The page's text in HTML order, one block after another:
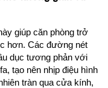
giúp căn phòng trở
hơn. Các đường nét
dục tương phản với
tạo nên nhịp điệu hình
tràn qua cửa kính,